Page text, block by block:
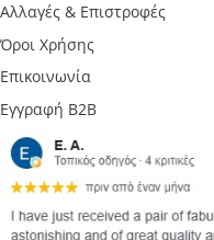
Αλλαγές & Επιστροφές
Όροι Χρήσης
Επικοινωνία
Εγγραφή B2B